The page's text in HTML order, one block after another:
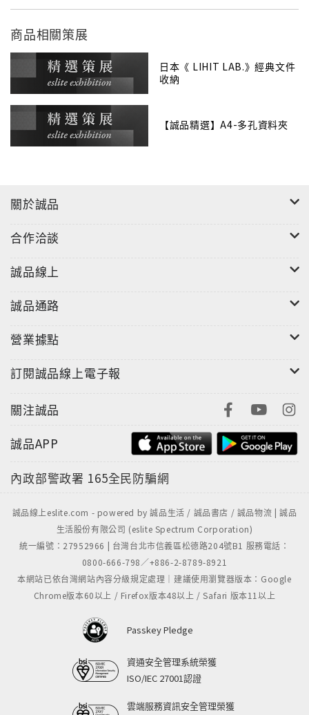
．加厚型設計，可以將文件打洞後收納，排序文件不散
亂，整冊可攤平有利快速翻頁搜尋。所有文件夾都能在
封頁放進一個A4尺寸的透明資料夾。其關鍵在於「折疊
焊接的口袋」。
最大容量： 230張影印紙
商品相關策展
日本《 LIHIT LAB.》經典文件
收納
【誠品精選】A4-多孔資料夾
關於誠品
合作洽談
誠品線上
誠品通路
營業據點
訂閱誠品線上電子報
關注誠品
誠品APP
內政部警政署 165全民防騙網
誠品線上eslite.com - powered by 誠品生活 / 誠品書店 / 誠品物流 | 誠品
生活股份有限公司 (eslite Spectrum Corporation)
統一編號：27952966 | 台灣台北市信義區松德路204號B1 服務電話：
0800-666-798／+886-2-8789-8921
本網站已依台灣網站內容分級規定處理｜建議使用瀏覽器版本：Google
Chrome版本60以上 / Firefox版本48以上 / Safari 版本11以上
Passkey Pledge
資通安全管理系統榮獲
ISO/IEC 27001認證
雲端服務資訊安全管理榮獲